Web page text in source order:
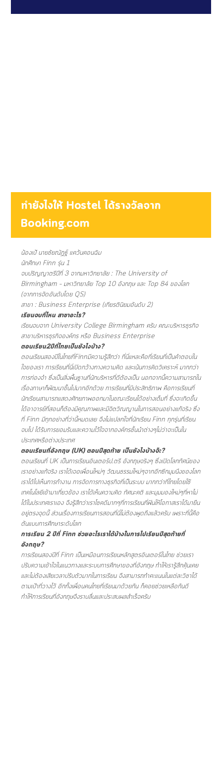
ทำยังไงให้ Hostel ได้รางวัลจาก
Booking.com
น้องเป้ นายชัยณัฏฐ์ แคว้นคอนฉิม
นักศึกษา Finn รุ่น 1
จบปริญญาตรีปีที่ 3 จากมหาวิทยาลัย : The University of
Birmingham – มหาวิทยาลัย Top 10 อังกฤษ และ Top 84 ของโลก
(จากการจัดอันดับโดย QS)
สาขา : Business Enterprise (เกียรตินิยมอันดับ 2)
เรียนจบที่ไหน สาขาอะไร?
เรียนจบจาก University College Birmingham ครับ คณะบริหารธุรกิจ
สาขาบริหารธุรกิจองค์กร หรือ Business Enterprise
ตอนเรียน2ปีที่ไทยเป็นยังไงบ้าง?
ตอนเรียนสองปีในไทยที่Finnมีความรู้สึกว่า ที่นี่แหละคือที่เรียนที่เป็นคำตอบใน
ใจของเรา การเรียนที่นี่เปิดกว้างทางความคิด และเน้นการคิดวิเคราะห์ มากกว่า
การท่องจำ ซึ่งเป็นสิ่งพื้นฐานที่นักบริหารที่ดีต้องเป็น นอกจากนี้ความสามารถใน
เรื่องภาษาก็พัฒนาขึ้นไปมากอีกด้วย การเรียนที่มีประสิทธิภาพ คือการเรียนที่
นักเรียนสามารถแสดงศักยภาพออกมาในขณะเรียนได้อย่างเต็มที่ ซึ่งจะเกิดขึ้น
ได้อาจารย์ที่สอนก็ต้องมีคุณภาพและมีจิตวิณญานในการสอนอย่างแท้จริง ซึ่ง
ที่ Finn มีทุกอย่างที่ว่านี้หมดเลย จึงไม่แปลกใจที่นักเรียน Finn ทุกรุ่นที่เรียน
จบไป ได้รับการยอมรับและความไว้ใจจากองค์กรชั้นนำต่างๆไม่ว่าจะเป็นใน
ประเทศหรือต่างประเทศ
ตอนเรียนที่อังกฤษ (UK) ตอนปีสุดท้าย เป็นยังไงบ้างจ๊ะ?
ตอนเรียนที่ UK เป็นการเรียนอินเตอร์ป.ตรี อังกฤษจริงๆ ซึ่งเปิดโลกทัศน์ของ
เราอย่างแท้จริง เราได้เจอเพื่อนใหม่ๆ วัฒนธรรมใหม่ๆจากอีกซีกมุมนึงของโลก
เราได้ไปเห็นการทำงาน การจัดการทางธุรกิจที่เป็นระบบ มากกว่าที่ไทยโดยใช้
เทคโนโลยีเข้ามาเกี่ยวข้อง เราได้เห็นความคิด ทัศนะคติ และมุมมองใหม่ๆที่หาไม่
ได้ในประเทศเราเอง จึงรู้สึกว่าเราโชคดีมากๆที่การเรียนที่ฟินให้โอกาสเราได้มายืน
อยู่ตรงจุดนี้ ส่วนเรื่องการเรียนการสอนที่นี่ไม่ต้องพูดถึงแล้วครับ เพราะที่นี้คือ
ต้นแบบการศึกษาระดับโลก
การเรียน 2 ปีที่ Finn ช่วยอะไรเราได้บ้างในการไปเรียนปีสุดท้ายที่
อังกฤษ?
การเรียนสองปีที่ Finn เป็นเหมือนการเรียนหลักสูตรอินเตอร์ในไทย ช่วยเรา
ปรับความเข้าใจในแนวทางและระบบการศึกษาของที่อังกฤษ ทำให้เรารู้สึกคุ้นเคย
และไม่ต้องเสียเวลาปรับตัวมากในการเรียน จึงสามารถทำคะแนนในแต่ละวิชาได้
ตามเป้าที่วางไว้ อีกทั้งเพื่อนคนไทยที่เรียนมาด้วยกัน ก็คอยช่วยเหลือกันดี
ทำให้การเรียนที่อังกฤษจึงราบลื่นและประสบผลสำเร็จครับ